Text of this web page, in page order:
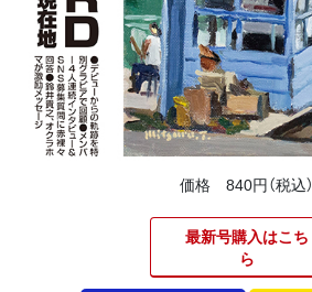
価格 840円（税込）
最新号購入はこち
ら​